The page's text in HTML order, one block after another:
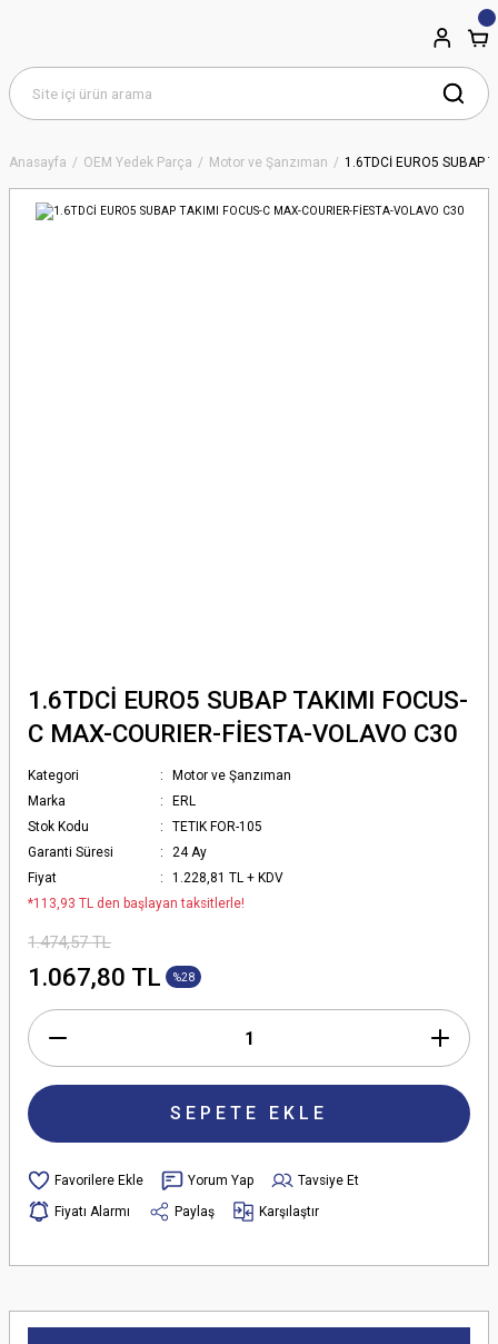
Anasayfa OEM Yedek Parça Motor ve Şanzıman 1.6TDCİ EURO5 SUBAP
1.6TDCİ EURO5 SUBAP TAKIMI FOCUS-
C MAX-COURIER-FİESTA-VOLAVO C30
Kategori
Motor ve Şanzıman
Marka
ERL
Stok Kodu
TETIK FOR-105
Garanti Süresi
24 Ay
Fiyat
1.228,81 TL + KDV
*113,93 TL den başlayan taksitlerle!
1.474,57 TL
1.067,80 TL %28
SEPETE EKLE
Yorum Yap
Tavsiye Et
Fiyatı Alarmı
Paylaş Karşılaştır